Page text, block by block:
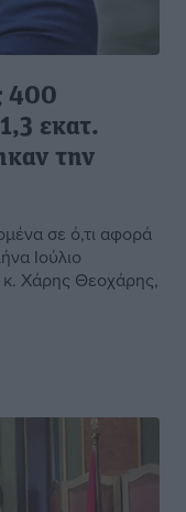
400
εκατ.
την
σε ό,τι αφορά
Ιούλιο
Χάρης Θεοχάρης,